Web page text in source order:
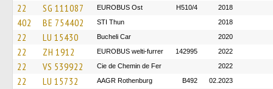
22 SG 111087 EUROBUS Ost H510/4 2018
402 BE 754402 STI Thun 2018
22 LU 15430 Bucheli Car 2020
22 ZH 1912 EUROBUS welti-furrer 142995 2022
22 VS 539922 Cie de Chemin de Fer 2022
22 LU 15732 AAGR Rothenburg B492 02.2023